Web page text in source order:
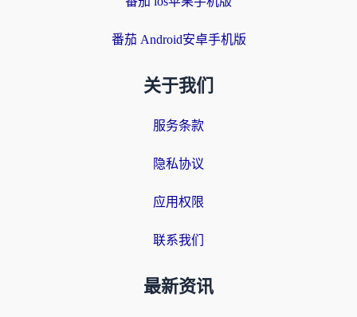
番茄 Android安卓手机版
关于我们
服务条款
隐私协议
应用权限
联系我们
最新资讯